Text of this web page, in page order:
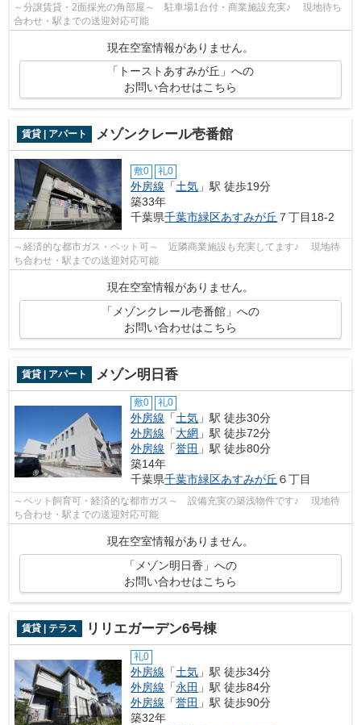
～分譲賃貸・2面採光の角部屋～ 駐車場1台付・商業施設充実♪ 現地待ち
合わせ・駅までの送迎対応可能
現在空室情報がありません。
「トーストあすみが丘」への
お問い合わせはこちら
賃貸 | アパート メゾンクレール壱番館
敷0 礼0
外房線 「土気 」駅 徒歩19分
築33年
千葉県千葉市緑区あすみが丘 ７丁目18-2
～経済的な都市ガス・ペット可～ 近隣商業施設も充実してます♪ 現地待
ち合わせ・駅までの送迎対応可能
現在空室情報がありません。
「メゾンクレール壱番館」への
お問い合わせはこちら
賃貸 | アパート メゾン明日香
敷0 礼0
外房線 「土気 」駅 徒歩30分
外房線 「大網 」駅 徒歩72分
外房線 「誉田 」駅 徒歩80分
築14年
千葉県千葉市緑区あすみが丘 ６丁目
～ペット飼育可・経済的な都市ガス～ 設備充実の築浅物件です♪ 現地待
ち合わせ・駅までの送迎対応可能
現在空室情報がありません。
「メゾン明日香」への
お問い合わせはこちら
賃貸 | テラス リリエガーデン6号棟
礼0
外房線 「土気 」駅 徒歩34分
外房線 「永田 」駅 徒歩84分
外房線 「誉田 」駅 徒歩90分
築32年